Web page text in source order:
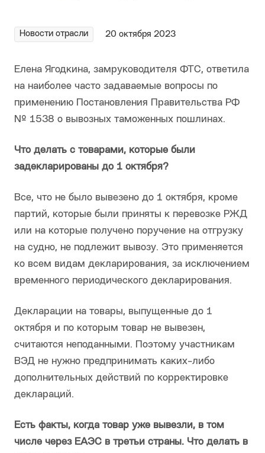
Новости отрасли 20 октября 2023
Елена Ягодкина, замруководителя ФТС, ответила
на наиболее часто задаваемые вопросы по
применению Постановления Правительства РФ
№ 1538 о вывозных таможенных пошлинах.
Что делать с товарами, которые были
задекларированы до 1 октября?
Все, что не было вывезено до 1 октября, кроме
партий, которые были приняты к перевозке РЖД
или на которые получено поручение на отгрузку
на судно, не подлежит вывозу. Это применяется
ко всем видам декларирования, за исключением
временного периодического декларирования.
Декларации на товары, выпущенные до 1
октября и по которым товар не вывезен,
считаются неподанными. Поэтому участникам
ВЭД не нужно предпринимать каких-либо
дополнительных действий по корректировке
деклараций.
Есть факты, когда товар уже вывезли, в том
числе через ЕАЭС в третьи страны. Что делать в